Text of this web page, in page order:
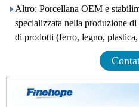
Altro: Porcellana OEM e
specializzata nella produzione
di prodotti (ferro, legno,